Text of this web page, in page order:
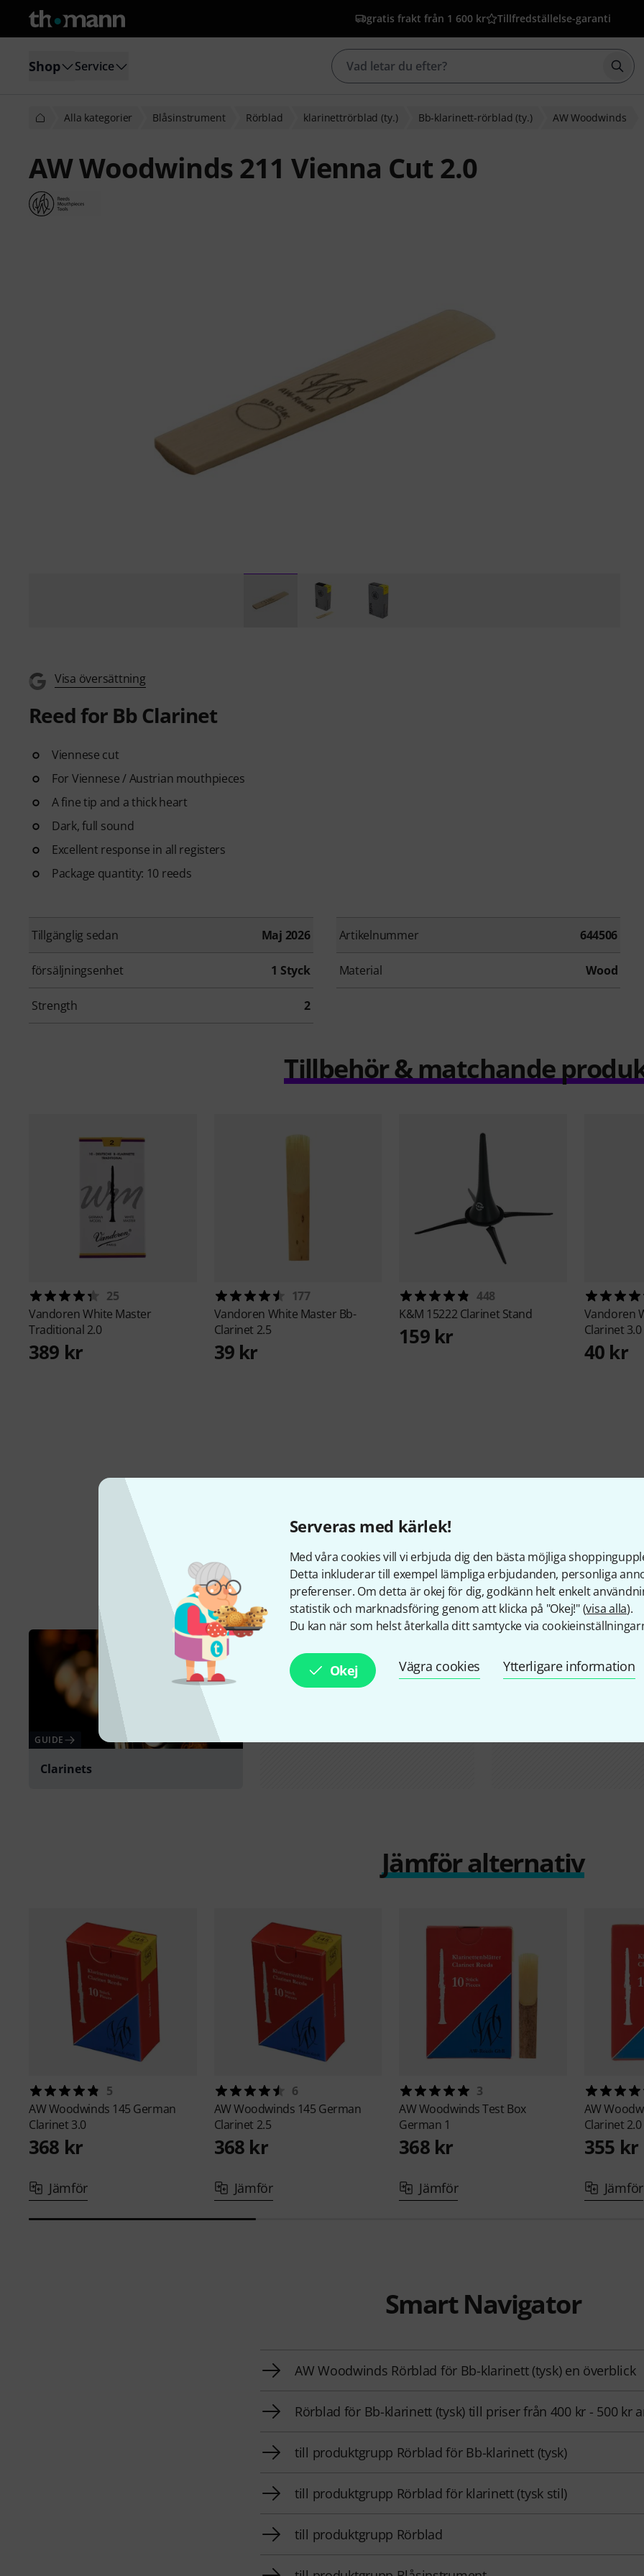
Serveras med kärlek!
Med våra cookies vill vi erbjuda dig den bästa möjliga
Detta inkluderar till exempel lämpliga erbjudanden, personliga
preferenser. Om detta är okej för dig, godkänn helt enkelt
statistik och marknadsföring genom att klicka på "Okej!" (visa alla).
Du kan när som helst återkalla ditt samtycke via
Okej Vägra cookies Ytterligare information
gratis frakt från 1 600 kr Tillfredställelse-garanti
Shop Service
Alla kategorier Blåsinstrument Rörblad klarinettrörblad (ty.) Bb-klarinett-rörblad (ty.) AW Woodwinds
AW Woodwinds 211 Vienna Cut 2.0
Visa översättning
Reed for Bb Clarinet
Viennese cut
For Viennese / Austrian mouthpieces
A fine tip and a thick heart
Dark, full sound
Excellent response in all registers
Package quantity: 10 reeds
Tillgänglig sedan Maj 2026 Artikelnummer 644506
försäljningsenhet 1 Styck Material Wood
Strength 2
Tillbehör & matchande
25
VandorenWhite Master
Traditional 2.0
389 kr
177
Vandoren White Master Bb-
Clarinet 2.5
39 kr
448
K&M 15222 Clarinet Stand
159 kr
Vandoren
Clarinet 3.0
40 kr
Visste du?
Alla Onlineguide
GUIDE
Clarinets
Jämför alternativ
5
AW Woodwinds 145 German
Clarinet 3.0
368 kr
Jämför
6
AW Woodwinds 145 German
Clarinet 2.5
368 kr
Jämför
3
AW WoodwindsTest Box
German 1
368 kr
Jämför
AW
Clarinet 2.0
355 kr
Jämför
Smart Navigator
AW Woodwinds Rörblad för Bb-klarinett (tysk) en överblick
Rörblad för Bb-klarinett (tysk) till priser från 400 kr - 500 kr
till produktgrupp Rörblad för Bb-klarinett (tysk)
till produktgrupp Rörblad för klarinett (tysk stil)
till produktgrupp Rörblad